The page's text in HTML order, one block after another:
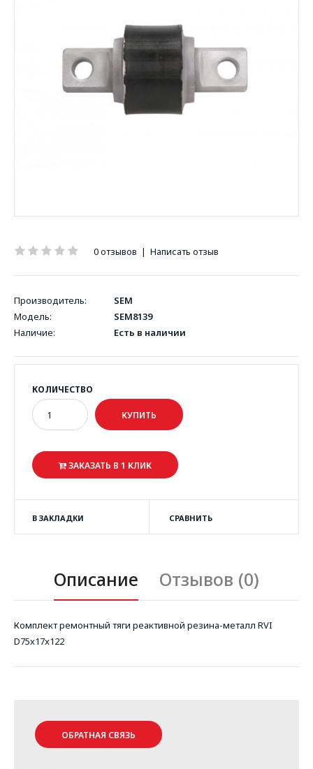
0 отзывов | Написать отзыв
Производитель:
SEM
Модель:
SEM8139
Наличие:
Есть в наличии
КОЛИЧЕСТВО
ЗАКАЗАТЬ В 1 КЛИК
В ЗАКЛАДКИ СРАВНИТЬ
Описание Отзывов (0)
Комплект ремонтный тяги реактивной резина-металл RVI
D75x17x122
ОБРАТНАЯ СВЯЗЬ